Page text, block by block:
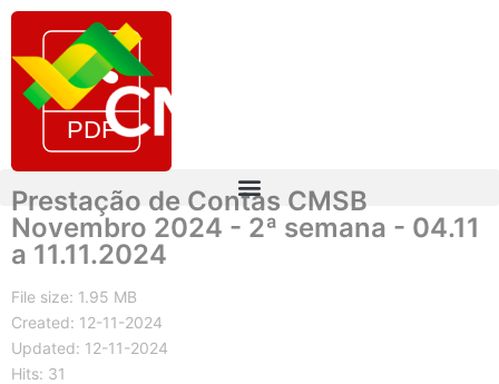
Prestação de Contas CMSB
Novembro 2024 - 2ª semana - 04.11
a 11.11.2024
File size: 1.95 MB
Created: 12-11-2024
Updated: 12-11-2024
Hits: 31